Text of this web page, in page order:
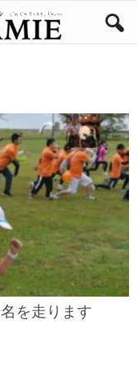
を走ります